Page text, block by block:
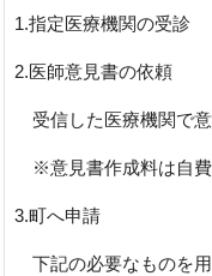
1.指定医療機関の受診
2.医師意見書の依頼
受信した医療機関で意
※意見書作成料は自費
3.町へ申請
下記の必要なものを用